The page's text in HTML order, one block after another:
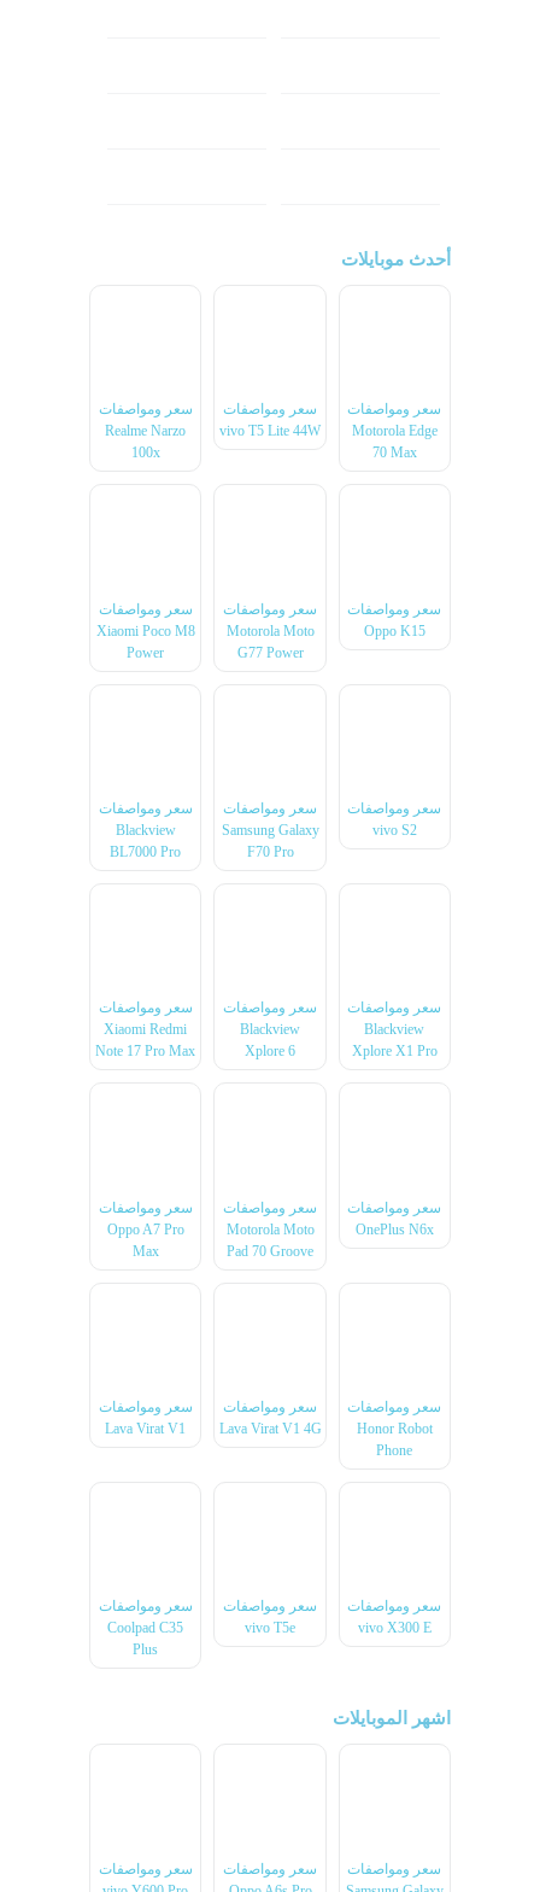
أحدث موبايلات
سعر ومواصفات
Motorola Edge
70 Max
سعر ومواصفات
vivo T5 Lite 44W
سعر ومواصفات
Realme Narzo
100x
سعر ومواصفات
Oppo K15
سعر ومواصفات
Motorola Moto
G77 Power
سعر ومواصفات
Xiaomi Poco M8
Power
سعر ومواصفات
vivo S2
سعر ومواصفات
Samsung Galaxy
F70 Pro
سعر ومواصفات
Blackview
BL7000 Pro
سعر ومواصفات
Blackview
Xplore X1 Pro
سعر ومواصفات
Blackview
Xplore 6
سعر ومواصفات
Xiaomi Redmi
Note 17 Pro Max
سعر ومواصفات
OnePlus N6x
سعر ومواصفات
Motorola Moto
Pad 70 Groove
سعر ومواصفات
Oppo A7 Pro
Max
سعر ومواصفات
Honor Robot
Phone
سعر ومواصفات
Lava Virat V1 4G
سعر ومواصفات
Lava Virat V1
سعر ومواصفات
vivo X300 E
سعر ومواصفات
vivo T5e
سعر ومواصفات
Coolpad C35
Plus
اشهر الموبايلات
سعر ومواصفات
سعر ومواصفات
سعر ومواصفات